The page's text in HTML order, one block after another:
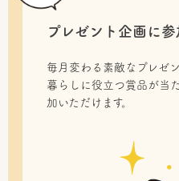
プレゼント企画に参
毎月変わる素敵なプレゼ
暮らしに役立つ賞品が当
加いただけます。